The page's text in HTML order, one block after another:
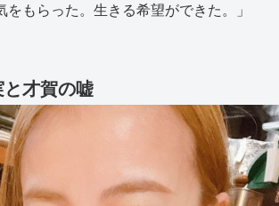
をもらった。生きる希望ができた。」
才賀の嘘